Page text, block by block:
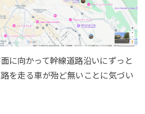
に向かって幹線道路沿いにずっと
を走る車が殆ど無いことに気づい